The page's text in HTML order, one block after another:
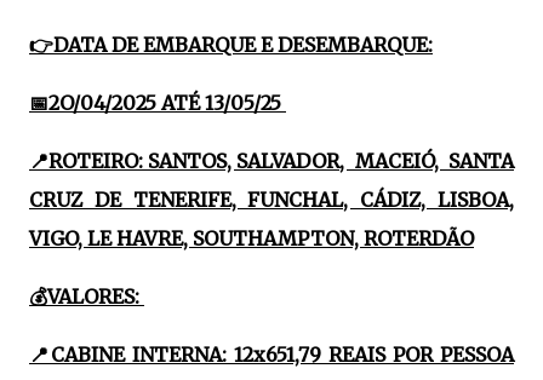
👉DATA DE EMBARQUE E DESEMBARQUE:
📅2O/04/2025 ATÉ 13/05/25
📍ROTEIRO: SANTOS, SALVADOR, MACEIÓ, SANTA
CRUZ DE TENERIFE, FUNCHAL, CÁDIZ, LISBOA,
VIGO, LE HAVRE, SOUTHAMPTON, ROTERDÃO
💰VALORES:
📍CABINE INTERNA: 12x651,79 REAIS POR PESSOA